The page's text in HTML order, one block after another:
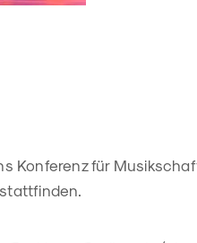
Konferenz für
stattfinden.